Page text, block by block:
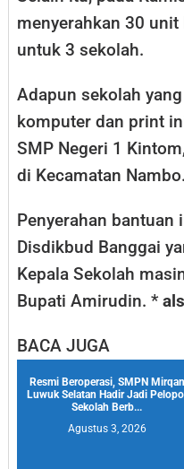
menyerahkan 30
untuk 3 sekolah.
Adapun sekolah
komputer dan print
SMP Negeri 1
di Kecamatan Nambo.
Penyerahan
Disdikbud Banggai
Kepala Sekolah
Bupati Amirudin. * als
BACA JUGA
Resmi Beroperasi, SMPN Mirqan
Luwuk Selatan Hadir Jadi
Sekolah Berb...
Agustus 3, 2026